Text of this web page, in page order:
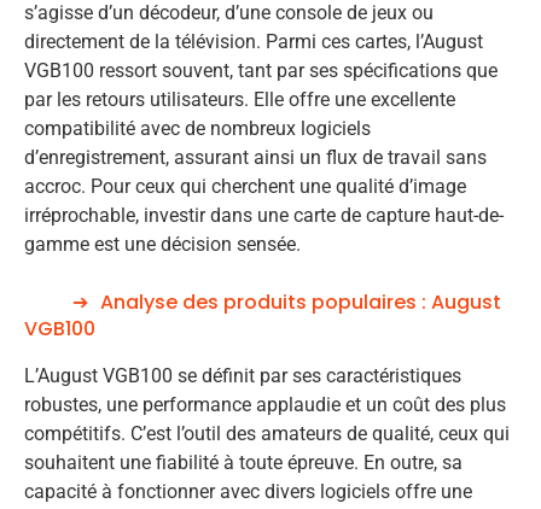
s’agisse d’un décodeur, d’une console de jeux ou
directement de la télévision. Parmi ces cartes, l’August
VGB100 ressort souvent, tant par ses spécifications que
par les retours utilisateurs. Elle offre une excellente
compatibilité avec de nombreux logiciels
d’enregistrement, assurant ainsi un flux de travail sans
accroc. Pour ceux qui cherchent une qualité d’image
irréprochable, investir dans une carte de capture haut-de-
gamme est une décision sensée.
Analyse des produits populaires : August
VGB100
L’August VGB100 se définit par ses caractéristiques
robustes, une performance applaudie et un coût des plus
compétitifs. C’est l’outil des amateurs de qualité, ceux qui
souhaitent une fiabilité à toute épreuve. En outre, sa
capacité à fonctionner avec divers logiciels offre une